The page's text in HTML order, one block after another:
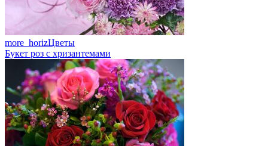
more_horizЦветы
Букет роз с хризантемами